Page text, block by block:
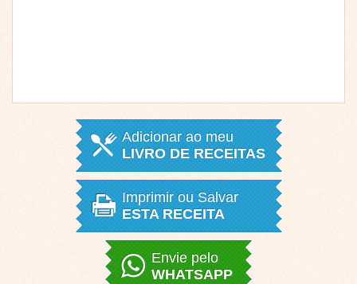
Adicionar ao meu
LIVRO DE RECEITAS
Imprimir ou Salvar
ESTA RECEITA
Envie pelo
WHATSAPP